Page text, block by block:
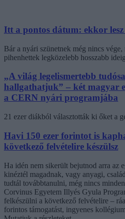
Itt a pontos dátum: ekkor lesz
Bár a nyári szünetnek még nincs
pihenhettek legközelebb hosszabb
„A világ legelismertebb
hallgathatjuk” – két magyar
a CERN nyári programjába
21 ezer diákból választották ki őket a
Havi 150 ezer forintot is
következő felvételire készülsz
Ha idén nem sikerült bejutnod arra az
kinéztél magadnak, vagy anyagi,
tudtál továbbtanulni, még nincs
Corvinus Egyetem Illyés Gyula
felkészülni a következő felvételire –
forintos támogatást, ingyenes